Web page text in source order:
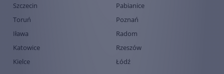
Szczecin
Toruń
Iława
Katowice
Kielce
Pabianice
Poznań
Radom
Rzeszów
Łódź